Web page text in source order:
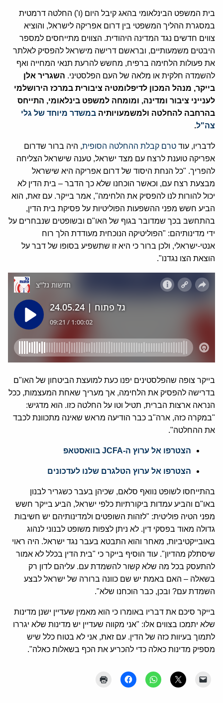
בית המשפט הבינלאומי בהאג קיבל היום (ו') החלטה דרמטית
במסגרת ההליך המשפטי בין דרום אפריקה לישראל, והוציא
צווים חדשים נגד המדינה היהודית. הצווים מתייחסים למספר
היבטים משמעותיים, ובראשם דרישה מישראל להפסיק לאלתר
את פעולות הלחימה ברפיח, מחשש להרעת תנאי המחייה ואף
להשמדה חלקית או מלאה של העם הפלסטיני. השגריר אלן
בייקר, מנהל המכון לדיפלומטיה ציבורית במרכז הירושלמי
לענייני ציבור ומדינה, ומומחה למשפט בינלאומי, התייחס
בהרחבה להחלטה ולמשמעויותיה במשדר מיוחד של גלי
צה"ל.
לדבריו, עוד טרם קבלת ההחלטה הסופית, היה ברור שדרום
אפריקה טוענת לרצח עם מצד ישראל, טענה שישראל הצליחה
להפריך. "כל הנחת היסוד של דרום אפריקה היא שישראל
מבצעת רצח עם, וכאשר הוכחנו שלא כך הדבר – בית הדין לא
יכול להורות לנו להפסיק את הלחימה", אמר בייקר. עם זאת, הוא
הביע חשש מפני ההשפעות הפוליטיות על פסיקת בית הדין,
בהתחשב בכך שמדובר בגוף של האו"ם ובשופטים שנבחרים על
ידי מדינותיהם: "הפוליטיקה הנוכחית מעודדת הלך רוח
אנטי-ישראלי, ולכן ברור כי היא זו שתשפיע בסופו של דבר על
הוצאת הצו נגדנו".
בייקר צופה שהפלסטינים יפנו כעת למועצת הביטחון של האו"ם
בדרישה להפסיק את הלחימה, אך מעריך שאחת המעצמות, ככל
הנראה ארצות הברית, תטיל וטו על החלטה כזו. הוא מדגיש:
"במקרה כזה, ארה"ב כבר הודיעה מראש שאינה מתכוונת לכבד
את ההחלטה".
הצטרפו אל ערוץ ה-JCFA בוואסטאפ
הצטרפו אל ערוץ הטלגרם שלנו לעדכונים
בהתייחסו לשופט נוואף סלאם, שכיהן בעבר כשגריר לבנון
באו"ם והביע עמדות ביקורתיות כלפי ישראל, הביע בייקר חשש
מפני הטיה פוליטית: "לזהות השופטים ולמדינותיהם יש חשיבות
גדולה מאוד בפסקי דין. לא ניתן לצפות משופט לבנוני לנהוג
באובייקטיביות, מאחר והוא התבטא בעבר נגד ישראל. היה ראוי
שיסתלק מהדיון". עוד הוסיף בייקר כי "בית הדין בכלל לא אמור
להתעסק בכל מה שלא קשור להשמדת עם. עליהם לדון רק
בשאלה – האם באמת יש שם כוונה ברורה של ישראל לבצע
השמדת עם? ובכן, כבר הוכחנו שלא".
בייקר סיכם את דבריו באומרו כי הוא מאמין שעדיין ישנן מדינות
שלא יתמכו בצווים אלו: "אני מקווה שעדיין יש מדינות שלא יגררו
לתמוך בעיוות כזה של הדין. עם זאת, אני לא בטוח כלל שיש
מספיק מדינות כאלה כדי להכריע את הכף בשאלות כאלה".